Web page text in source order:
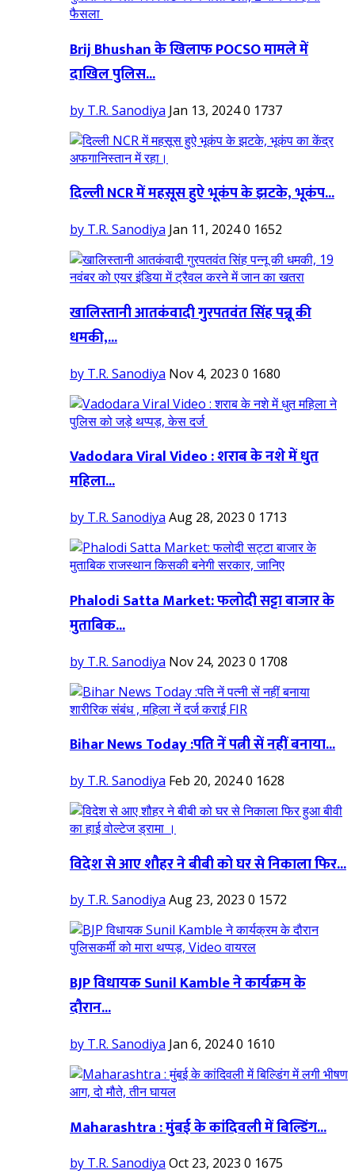
Brij Bhushan के खिलाफ POCSO मामले में
दाखिल पुलिस...
by T.R. Sanodiya Jan 13, 20240 1737
दिल्ली NCR में महसूस हुऐ भूकंप के झटके, भूकंप...
by T.R. Sanodiya Jan 11, 20240 1652
खालिस्तानी आतकंवादी गुरपतवंत सिंह पन्नू की
धमकी,...
by T.R. Sanodiya Nov 4, 2023 0 1680
Vadodara Viral Video : शराब के नशे में धुत
महिला...
by T.R. Sanodiya Aug 28, 2023 0 1713
Phalodi Satta Market: फलोदी सट्टा बाजार के
मुताबिक...
by T.R. Sanodiya Nov 24, 2023 0 1708
Bihar News Today :पति नें पत्नी सें नहीं बनाया...
by T.R. Sanodiya Feb 20, 20240 1628
विदेश से आए शौहर ने बीबी को घर से निकाला फिर...
by T.R. Sanodiya Aug 23, 2023 0 1572
BJP विधायक Sunil Kamble ने कार्यक्रम के
दौरान...
by T.R. Sanodiya Jan 6, 20240 1610
Maharashtra : मुंबई के कांदिवली में बिल्डिंग...
by T.R. Sanodiya Oct 23, 2023 0 1675